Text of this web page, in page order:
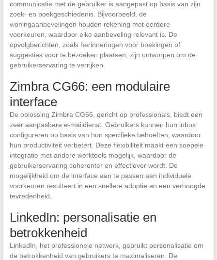
communicatie met de gebruiker is aangepast op basis van zijn
zoek- en boekgeschiedenis. Bijvoorbeeld, de
woningaanbevelingen houden rekening met eerdere
voorkeuren, waardoor elke aanbeveling relevant is. De
opvolgberichten, zoals herinneringen voor boekingen of
suggesties voor te bezoeken plaatsen, zijn ontworpen om de
gebruikerservaring te verrijken.
Zimbra CG66: een modulaire
interface
De oplossing Zimbra CG66, gericht op professionals, biedt een
zeer aanpasbare e-maildienst. Gebruikers kunnen hun inbox
configureren op basis van hun specifieke behoeften, waardoor
hun productiviteit verbetert. Deze flexibiliteit maakt een soepele
integratie met andere werktools mogelijk, waardoor de
gebruikerservaring coherenter en effectiever wordt. De
mogelijkheid om de interface aan te passen aan individuele
voorkeuren resulteert in een snellere adoptie en een verhoogde
tevredenheid.
LinkedIn: personalisatie en
betrokkenheid
LinkedIn, het professionele netwerk, gebruikt personalisatie om
de betrokkenheid van gebruikers te maximaliseren. De